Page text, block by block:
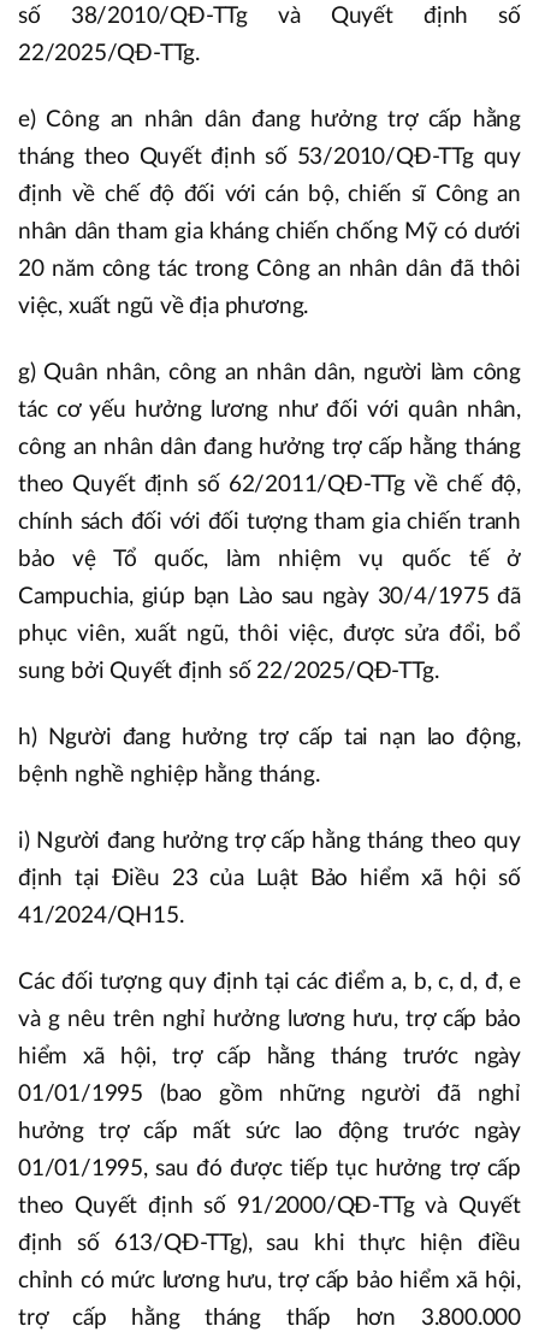
số 38/2010/QĐ-TTg và Quyết định số
22/2025/QĐ-TTg.
e) Công an nhân dân đang hưởng trợ cấp hằng
tháng theo Quyết định số 53/2010/QĐ-TTg quy
định về chế độ đối với cán bộ, chiến sĩ Công an
nhân dân tham gia kháng chiến chống Mỹ có dưới
20 năm công tác trong Công an nhân dân đã thôi
việc, xuất ngũ về địa phương.
g) Quân nhân, công an nhân dân, người làm công
tác cơ yếu hưởng lương như đối với quân nhân,
công an nhân dân đang hưởng trợ cấp hằng tháng
theo Quyết định số 62/2011/QĐ-TTg về chế độ,
chính sách đối với đối tượng tham gia chiến tranh
bảo vệ Tổ quốc, làm nhiệm vụ quốc tế ở
Campuchia, giúp bạn Lào sau ngày 30/4/1975 đã
phục viên, xuất ngũ, thôi việc, được sửa đổi, bổ
sung bởi Quyết định số 22/2025/QĐ-TTg.
h) Người đang hưởng trợ cấp tai nạn lao động,
bệnh nghề nghiệp hằng tháng.
i) Người đang hưởng trợ cấp hằng tháng theo quy
định tại Điều 23 của Luật Bảo hiểm xã hội số
41/2024/QH15.
Các đối tượng quy định tại các điểm a, b, c, d, đ, e
và g nêu trên nghỉ hưởng lương hưu, trợ cấp bảo
hiểm xã hội, trợ cấp hằng tháng trước ngày
01/01/1995 (bao gồm những người đã nghỉ
hưởng trợ cấp mất sức lao động trước ngày
01/01/1995, sau đó được tiếp tục hưởng trợ cấp
theo Quyết định số 91/2000/QĐ-TTg và Quyết
định số 613/QĐ-TTg), sau khi thực hiện điều
chỉnh có mức lương hưu, trợ cấp bảo hiểm xã hội,
trợ cấp hằng tháng thấp hơn 3.800.000